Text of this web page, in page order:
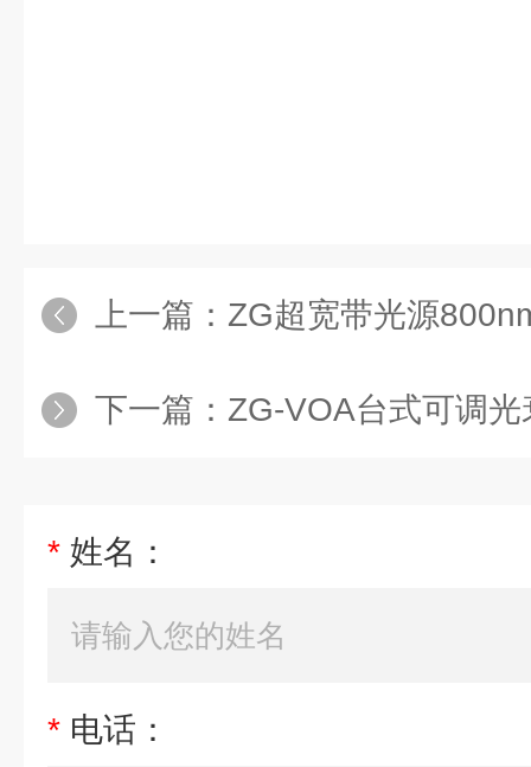
上一篇： ZG超宽带光源
下一篇： ZG-VOA台式可调
* 姓名：
* 电话：